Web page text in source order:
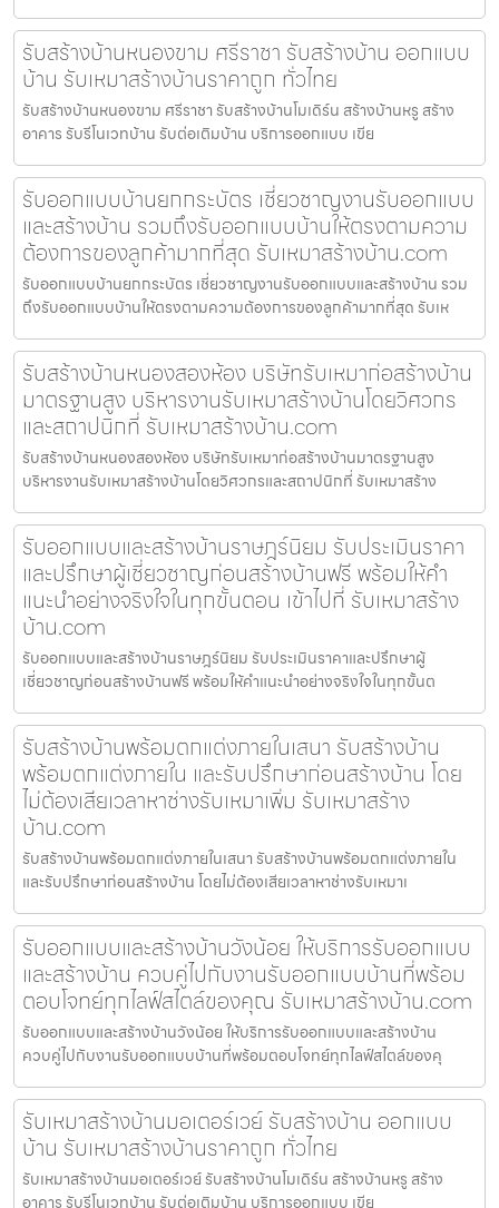
รับสร้างบ้านหนองขาม ศรีราชา รับสร้างบ้าน ออกแบบ
บ้าน รับเหมาสร้างบ้านราคาถูก ทั่วไทย
รับสร้างบ้านหนองขาม ศรีราชา รับสร้างบ้านโมเดิร์น สร้างบ้านหรู สร้าง
อาคาร รับรีโนเวทบ้าน รับต่อเติมบ้าน บริการออกแบบ เขีย
รับออกแบบบ้านยกกระบัตร เชี่ยวชาญงานรับออกแบบ
และสร้างบ้าน รวมถึงรับออกแบบบ้านให้ตรงตามความ
ต้องการของลูกค้ามากที่สุด รับเหมาสร้างบ้าน.com
รับออกแบบบ้านยกกระบัตร เชี่ยวชาญงานรับออกแบบและสร้างบ้าน รวม
ถึงรับออกแบบบ้านให้ตรงตามความต้องการของลูกค้ามากที่สุด รับเห
รับสร้างบ้านหนองสองห้อง บริษัทรับเหมาก่อสร้างบ้าน
มาตรฐานสูง บริหารงานรับเหมาสร้างบ้านโดยวิศวกร
และสถาปนิกที่ รับเหมาสร้างบ้าน.com
รับสร้างบ้านหนองสองห้อง บริษัทรับเหมาก่อสร้างบ้านมาตรฐานสูง
บริหารงานรับเหมาสร้างบ้านโดยวิศวกรและสถาปนิกที่ รับเหมาสร้าง
รับออกแบบและสร้างบ้านราษฎร์นิยม รับประเมินราคา
และปรึกษาผู้เชี่ยวชาญก่อนสร้างบ้านฟรี พร้อมให้คำ
แนะนำอย่างจริงใจในทุกขั้นตอน เข้าไปที่ รับเหมาสร้าง
บ้าน.com
รับออกแบบและสร้างบ้านราษฎร์นิยม รับประเมินราคาและปรึกษาผู้
เชี่ยวชาญก่อนสร้างบ้านฟรี พร้อมให้คำแนะนำอย่างจริงใจในทุกขั้นต
รับสร้างบ้านพร้อมตกแต่งภายในเสนา รับสร้างบ้าน
พร้อมตกแต่งภายใน และรับปรึกษาก่อนสร้างบ้าน โดย
ไม่ต้องเสียเวลาหาช่างรับเหมาเพิ่ม รับเหมาสร้าง
บ้าน.com
รับสร้างบ้านพร้อมตกแต่งภายในเสนา รับสร้างบ้านพร้อมตกแต่งภายใน
และรับปรึกษาก่อนสร้างบ้าน โดยไม่ต้องเสียเวลาหาช่างรับเหมาเ
รับออกแบบและสร้างบ้านวังน้อย ให้บริการรับออกแบบ
และสร้างบ้าน ควบคู่ไปกับงานรับออกแบบบ้านที่พร้อม
ตอบโจทย์ทุกไลฟ์สไตล์ของคุณ รับเหมาสร้างบ้าน.com
รับออกแบบและสร้างบ้านวังน้อย ให้บริการรับออกแบบและสร้างบ้าน
ควบคู่ไปกับงานรับออกแบบบ้านที่พร้อมตอบโจทย์ทุกไลฟ์สไตล์ของคุ
รับเหมาสร้างบ้านมอเตอร์เวย์ รับสร้างบ้าน ออกแบบ
บ้าน รับเหมาสร้างบ้านราคาถูก ทั่วไทย
รับเหมาสร้างบ้านมอเตอร์เวย์ รับสร้างบ้านโมเดิร์น สร้างบ้านหรู สร้าง
อาคาร รับรีโนเวทบ้าน รับต่อเติมบ้าน บริการออกแบบ เขีย